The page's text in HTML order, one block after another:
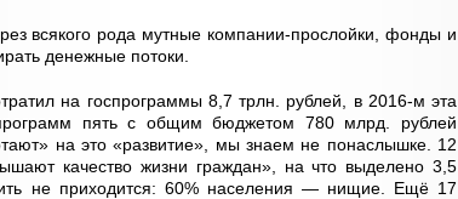
всякого рода мутные компании-прослойки, фонды и
денежные потоки.
на госпрограммы 8,7 трлн. рублей, в 2016-м эта
пять с общим бюджетом 780 млрд. рублей
на это «развитие», мы знаем не понаслышке. 12
качество жизни граждан», на что выделено 3,5
не приходится: 60% населения — нищие. Ещё 17